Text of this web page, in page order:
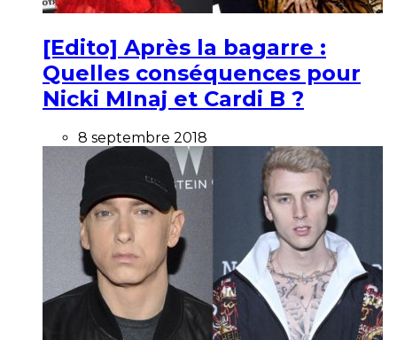
[Edito] Après la bagarre :
Quelles conséquences pour
Nicki MInaj et Cardi B ?
8 septembre 2018